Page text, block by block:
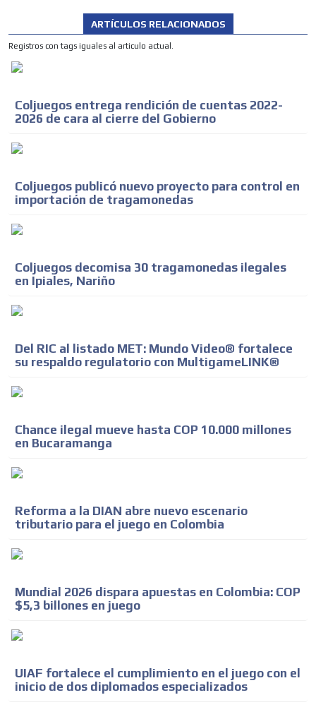
ARTÍCULOS RELACIONADOS
Registros con tags iguales al articulo actual.
Coljuegos entrega rendición de cuentas 2022-
2026 de cara al cierre del Gobierno
Coljuegos publicó nuevo proyecto para control en
importación de tragamonedas
Coljuegos decomisa 30 tragamonedas ilegales
en Ipiales, Nariño
Del RIC al listado MET: Mundo Video® fortalece
su respaldo regulatorio con MultigameLINK®
Chance ilegal mueve hasta COP 10.000 millones
en Bucaramanga
Reforma a la DIAN abre nuevo escenario
tributario para el juego en Colombia
Mundial 2026 dispara apuestas en Colombia: COP
$5,3 billones en juego
UIAF fortalece el cumplimiento en el juego con el
inicio de dos diplomados especializados
ADVERTISEMENT